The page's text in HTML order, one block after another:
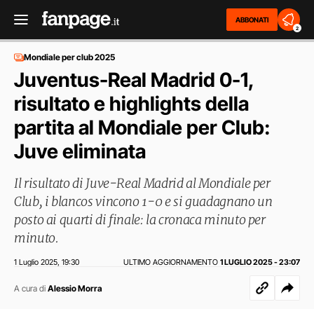
ABBONATI
2
Mondiale per club 2025
Juventus-Real Madrid 0-1,
risultato e highlights della
partita al Mondiale per Club:
Juve eliminata
Il risultato di Juve-Real Madrid al Mondiale per
Club, i blancos vincono 1-0 e si guadagnano un
posto ai quarti di finale: la cronaca minuto per
minuto.
1 Luglio 2025 19:30 ULTIMO AGGIORNAMENTO 1 LUGLIO 2025 - 23:07
A cura di Alessio Morra